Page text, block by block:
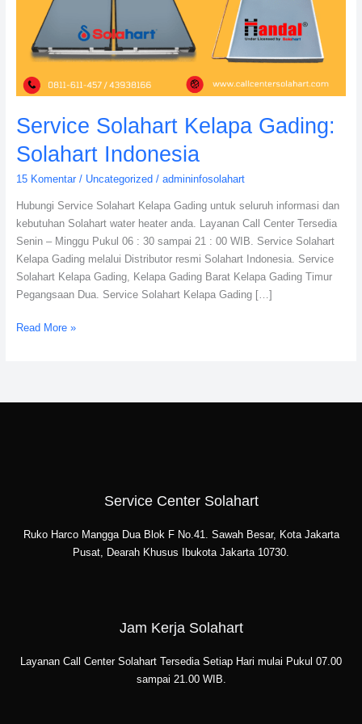
Service Solahart Kelapa Gading:
Solahart Indonesia
15 Komentar / Uncategorized / admininfosolahart
Hubungi Service Solahart Kelapa Gading untuk seluruh informasi dan
kebutuhan Solahart water heater anda. Layanan Call Center Tersedia
Senin – Minggu Pukul 06 : 30 sampai 21 : 00 WIB. Service Solahart
Kelapa Gading melalui Distributor resmi Solahart Indonesia. Service
Solahart Kelapa Gading, Kelapa Gading Barat Kelapa Gading Timur
Pegangsaan Dua. Service Solahart Kelapa Gading […]
Read More »
Service Center Solahart
Ruko Harco Mangga Dua Blok F No.41. Sawah Besar, Kota Jakarta
Pusat, Dearah Khusus Ibukota Jakarta 10730.
Jam Kerja Solahart
Layanan Call Center Solahart Tersedia Setiap Hari mulai Pukul 07.00
sampai 21.00 WIB.